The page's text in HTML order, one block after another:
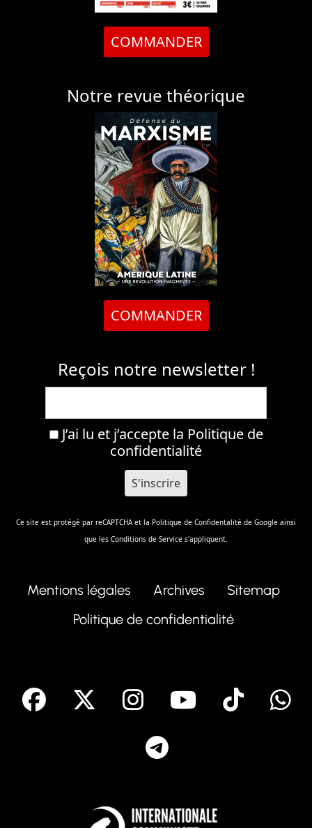
COMMANDER
Notre revue théorique
COMMANDER
Reçois notre newsletter !
J’ai lu et j’accepte la Politique de
confidentialité
Ce site est protégé par reCAPTCHA et la Politique de Confidentalité de Google ainsi
que les Conditions de Service s'appliquent.
Mentions légales Archives
Sitemap
Politique de confidentialité
facebook Instagram
Youtube
Tik